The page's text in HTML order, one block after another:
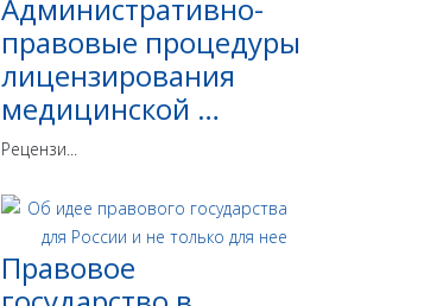
Административно-
правовые процедуры
лицензирования
медицинской …
Рецензи...
Правовое